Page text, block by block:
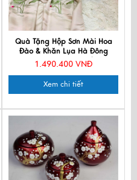
Quà Tặng Hộp Sơn Mài Hoa
Đào & Khăn Lụa Hà Đông
CBMNV-LNL45180/12
1.490.400 VNĐ
Xem chi tiết